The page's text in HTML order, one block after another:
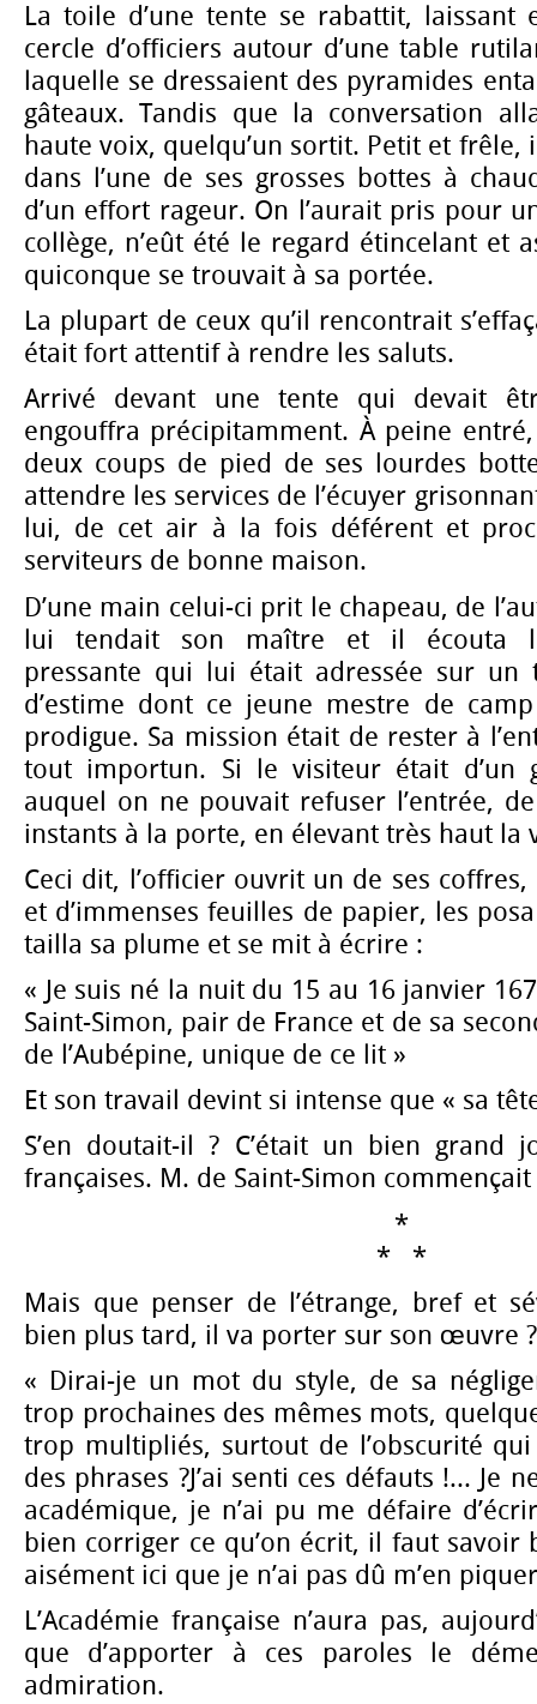
La toile d’une tente se rabattit,
cercle d’officiers autour d’une table
laquelle se dressaient des pyramides
gâteaux. Tandis que la conversation
haute voix, quelqu’un sortit. Petit et frêle,
dans l’une de ses grosses bottes à
d’un effort rageur. On l’aurait pris pour
collège, n’eût été le regard étincelant et
quiconque se trouvait à sa portée.
La plupart de ceux qu’il rencontrait
était fort attentif à rendre les saluts.
Arrivé devant une tente qui devait
engouffra précipitamment. À peine
deux coups de pied de ses lourdes
attendre les services de l’écuyer
lui, de cet air à la fois déférent et
serviteurs de bonne maison.
D’une main celui-ci prit le chapeau, de
lui tendait son maître et il écouta
pressante qui lui était adressée sur un
d’estime dont ce jeune mestre de
prodigue. Sa mission était de rester à
tout importun. Si le visiteur était d’un
auquel on ne pouvait refuser l’entrée,
instants à la porte, en élevant très haut la
Ceci dit, l’officier ouvrit un de ses
et d’immenses feuilles de papier, les
tailla sa plume et se mit à écrire :
« Je suis né la nuit du 15 au 16 janvier
Saint-Simon, pair de France et de sa
de l’Aubépine, unique de ce lit »
Et son travail devint si intense que « sa
S’en doutait-il ? C’était un bien grand
françaises. M. de Saint-Simon
*
* *
Mais que penser de l’étrange, bref et
bien plus tard, il va porter sur son œuvre ?
« Dirai-je un mot du style, de sa
trop prochaines des mêmes mots,
trop multipliés, surtout de l’obscurité
des phrases ?J’ai senti ces défauts !... Je
académique, je n’ai pu me défaire
bien corriger ce qu’on écrit, il faut savoir
aisément ici que je n’ai pas dû m’en
L’Académie française n’aura pas,
que d’apporter à ces paroles le
admiration.